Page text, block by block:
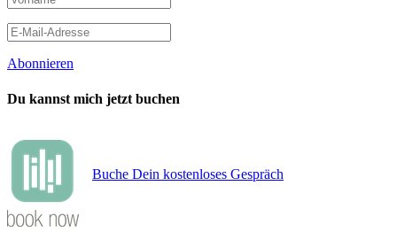
Abonnieren
Du kannst mich jetzt buchen
Buche Dein kostenloses Gespräch